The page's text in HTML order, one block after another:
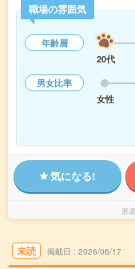
職場の雰囲気
年齢層
20代
男女比率
女性
気になる!
派
未読 掲載日 2026/06/17